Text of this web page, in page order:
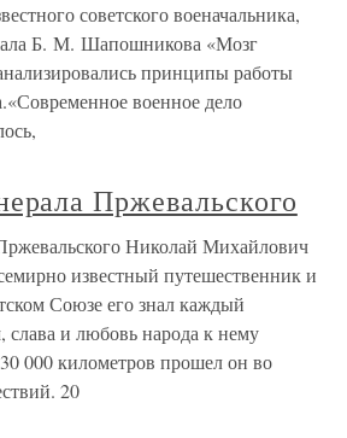
советского военачальника,
Б. М. Шапошникова «Мозг
принципы работы
военное дело
Пржевальского
Николай Михайлович
известный путешественник и
Союзе его знал каждый
и любовь народа к нему
000 километров прошел он во
20